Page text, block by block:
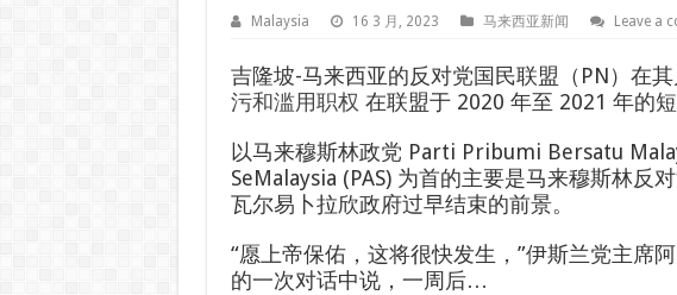
Malaysia 16 3 月, 2023 马来西亚新闻 Leave a
吉隆坡-马来西亚的反对党国民联盟（PN）在
污和滥用职权 在联盟于 2020 年至 2021 年的短
以马来穆斯林政党 Parti Pribumi Bersatu
SeMalaysia (PAS) 为首的主要是马来穆斯林反
瓦尔易卜拉欣政府过早结束的前景。
“愿上帝保佑，这将很快发生，”伊斯兰党主席
的一次对话中说，一周后…